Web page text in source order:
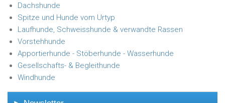
Dachshunde
Spitze und Hunde vom Urtyp
Laufhunde, Schweisshunde & verwandte Rassen
Vorstehhunde
Apportierhunde - Stöberhunde - Wasserhunde
Gesellschafts- & Begleithunde
Windhunde